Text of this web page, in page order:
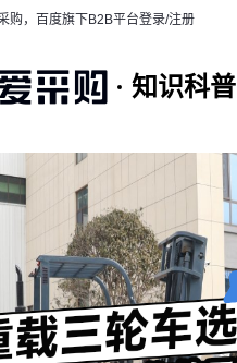
购，百度旗下B2B平台登录/注册
知识科普